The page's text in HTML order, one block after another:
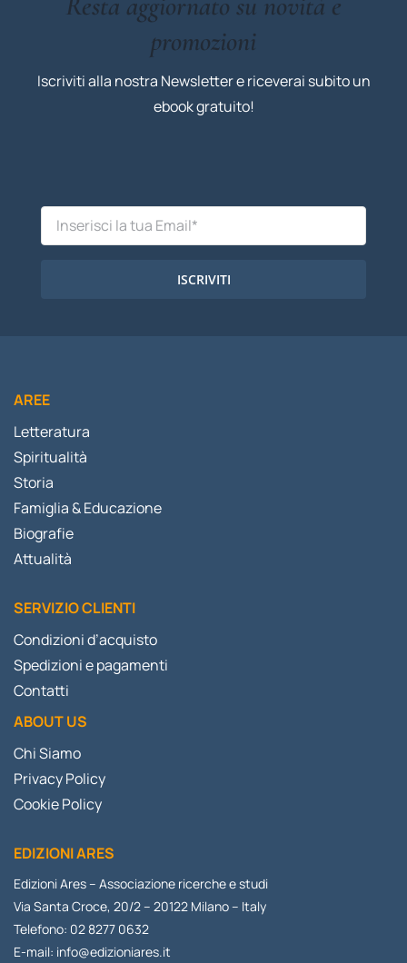
promozioni
Iscriviti alla nostra Newsletter e riceverai subito un
ebook gratuito!
ISCRIVITI
AREE
Letteratura
Spiritualità
Storia
Famiglia & Educazione
Biografie
Attualità
SERVIZIO CLIENTI
Condizioni d’acquisto
Spedizioni e pagamenti
Contatti
ABOUT US
Chi Siamo
Privacy Policy
Cookie Policy
EDIZIONI ARES
Edizioni Ares – Associazione ricerche e studi
Via Santa Croce, 20/2 – 20122 Milano – Italy
Telefono: 02 8277 0632
E-mail: info@edizioniares.it